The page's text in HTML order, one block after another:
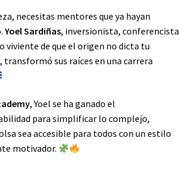
necesitas mentores que ya hayan
Yoel Sardiñas, inversionista, conferencista
viviente de que el origen no dicta tu
sus raíces en una carrera
, Yoel se ha ganado el
para simplificar lo complejo,
sea accesible para todos con un estilo
motivador.